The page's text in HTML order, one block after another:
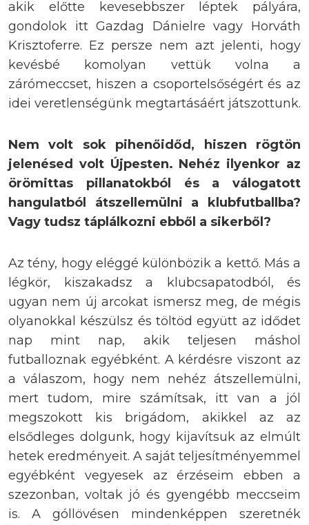
akik előtte kevesebbszer léptek pályára,
gondolok itt Gazdag Dánielre vagy Horváth
Krisztoferre. Ez persze nem azt jelenti, hogy
kevésbé komolyan vettük volna a
zárómeccset, hiszen a csoportelsőségért és az
idei veretlenségünk megtartásáért játszottunk.
Nem volt sok pihenőidőd, hiszen rögtön
jelenésed volt Újpesten. Nehéz ilyenkor az
örömittas pillanatokból és a válogatott
hangulatból átszellemülni a klubfutballba?
Vagy tudsz táplálkozni ebből a sikerből?
Az tény, hogy eléggé különbözik a kettő. Más a
légkör, kiszakadsz a klubcsapatodból, és
ugyan nem új arcokat ismersz meg, de mégis
olyanokkal készülsz és töltöd együtt az idődet
nap mint nap, akik teljesen máshol
futballoznak egyébként. A kérdésre viszont az
a válaszom, hogy nem nehéz átszellemülni,
mert tudom, mire számítsak, itt van a jól
megszokott kis brigádom, akikkel az az
elsődleges dolgunk, hogy kijavítsuk az elmúlt
hetek eredményeit. A saját teljesítményemmel
egyébként vegyesek az érzéseim ebben a
szezonban, voltak jó és gyengébb meccseim
is. A góllövésen mindenképpen szeretnék